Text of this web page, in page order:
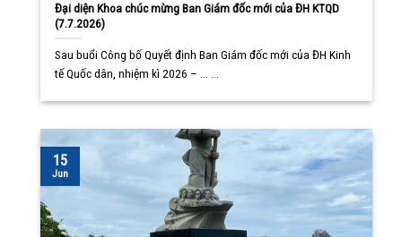
Đại diện Khoa chúc mừng Ban Giám đốc mới của ĐH KTQD
(7.7.2026)
Sau buổi Công bố Quyết định Ban Giám đốc mới của ĐH Kinh
tế Quốc dân, nhiệm kì 2026 – ... ...
15
Jun